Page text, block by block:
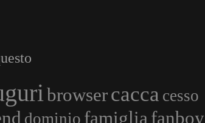
browsercacca cesso
dominio famiglia fanboy